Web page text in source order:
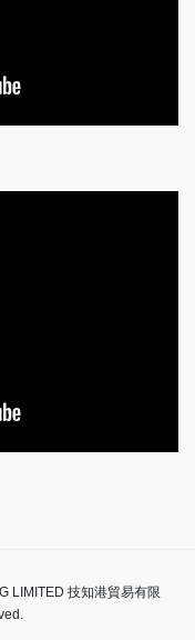
LIMITED 技知港貿易有限